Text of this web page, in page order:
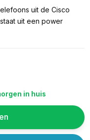
uit de Cisco
uit een power
in huis